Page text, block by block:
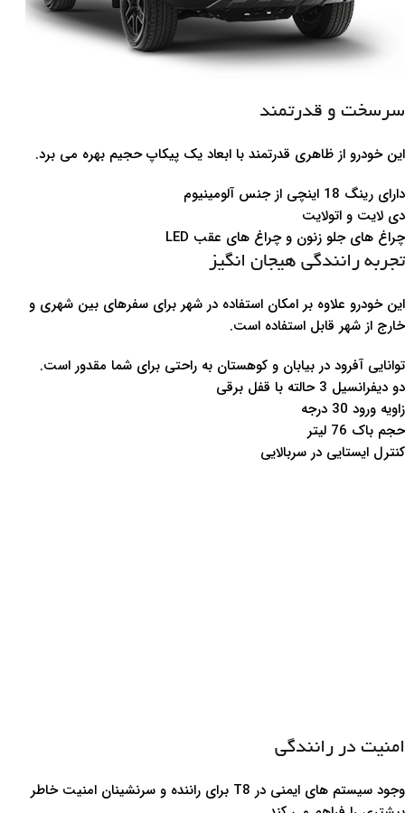
سرسخت و قدرتمند
این خودرو از ظاهری قدرتمند با ابعاد یک پیکاپ حجیم بهره می برد.
دارای رینگ 18 اینچی از جنس آلومینیوم
دی لایت و اتولایت
چراغ های جلو زنون و چراغ های عقب LED
تجربه رانندگی هیجان انگیز
این خودرو علاوه بر امکان استفاده در شهر برای سفرهای بین شهری و
خارج از شهر قابل استفاده است.
توانایی آفرود در بیابان و کوهستان به راحتی برای شما مقدور است.
دو دیفرانسیل 3 حالته با قفل برقی
زاویه ورود 30 درجه
حجم باک 76 لیتر
کنترل ایستایی در سربالایی